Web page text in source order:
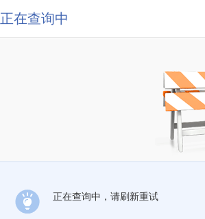
正在查询中
正在查询中，请刷新重试